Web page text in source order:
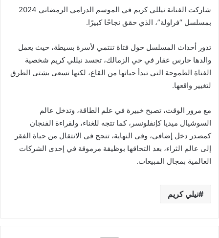
شاركت الفنانة نيللي كريم في الموسم الدرامي الرمضاني 2024
بمسلسل “فراولة”، الذي حقق نجاحًا كبيرًا.
تدور أحداث المسلسل حول فتاة تنتمي لأسرة بسيطة، حيث يعمل
والدها حارس عقار في حي الزمالك، تجسد نيللي كريم شخصية
الفتاة الطموحة التي تبدأ حياتها من القاع، لكنها تسعى بشتى الطرق
لتغيير واقعها.
مع مرور الوقت، تصبح خبيرة في علم الطاقة، وتدخل عالم
السوشيال ميديا كإنفلونسر، كما تتجه للغناء، ولقراءة الفنجان
كمصدر دخل إضافي، وفي النهاية، تنجح في الانتقال من حياة الفقر
إلى عالم الثراء، بعد التحاقها بوظيفة مرموقة في إحدى الشركات
العالمية بمجال المبيعات.
نيلي كريم